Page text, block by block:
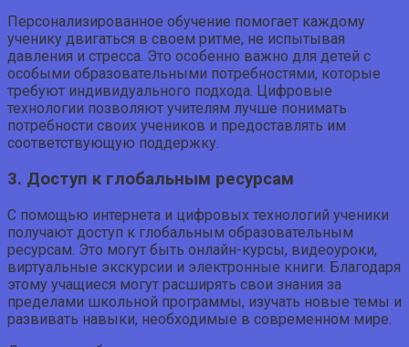
Персонализированное обучение помогает каждому
ученику двигаться в своем ритме, не испытывая
давления и стресса. Это особенно важно для детей с
особыми образовательными потребностями, которые
требуют индивидуального подхода. Цифровые
технологии позволяют учителям лучше понимать
потребности своих учеников и предоставлять им
соответствующую поддержку.
3. Доступ к глобальным ресурсам
С помощью интернета и цифровых технологий ученики
получают доступ к глобальным образовательным
ресурсам. Это могут быть онлайн-курсы, видеоуроки,
виртуальные экскурсии и электронные книги. Благодаря
этому учащиеся могут расширять свои знания за
пределами школьной программы, изучать новые темы и
развивать навыки, необходимые в современном мире.